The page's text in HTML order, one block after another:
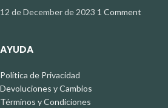
12 de December de 2023 1 Comment
AYUDA
Política de Privacidad
Devoluciones y Cambios
Términos y Condiciones